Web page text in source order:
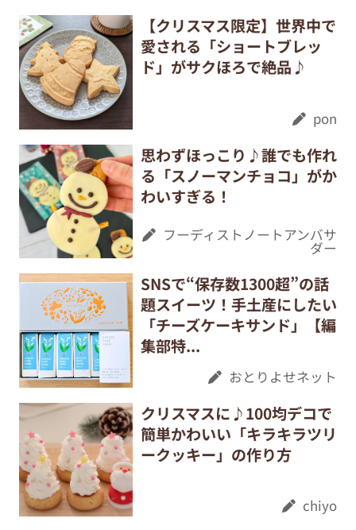
【クリスマス限定】世界中で
愛される「ショートブレッ
ド」がサクほろで絶品♪
pon
思わずほっこり♪誰でも作れ
る「スノーマンチョコ」がか
わいすぎる！
フーディストノートアンバサ
ダー
SNSで“保存数1300超”の話
題スイーツ！手土産にしたい
「チーズケーキサンド」【編
集部特...
おとりよせネット
クリスマスに♪100均デコで
簡単かわいい「キラキラツリ
ークッキー」の作り方
chiyo